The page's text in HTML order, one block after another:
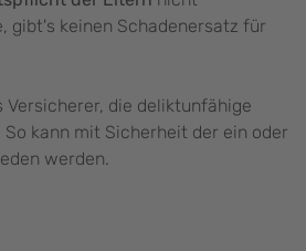
gibt's keinen Schadenersatz für
Versicherer, die deliktunfähige
kann mit Sicherheit der ein oder
werden.